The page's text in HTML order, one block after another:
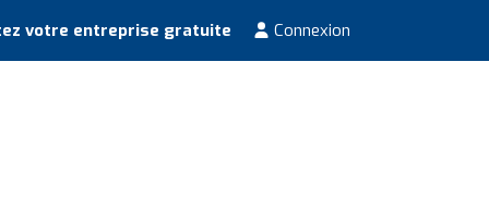
votre entreprise gratuite Connexion